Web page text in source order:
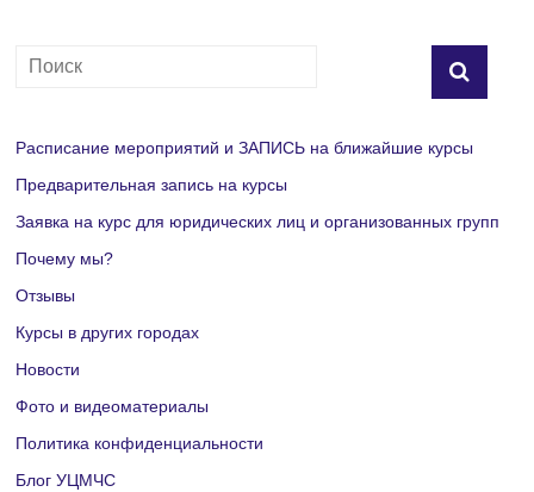
г
ц
и
я
М
е
р
о
Расписание мероприятий и ЗАПИСЬ на ближайшие курсы
Предварительная запись на курсы
Заявка на курс для юридических лиц и организованных групп
Почему мы?
Отзывы
Курсы в других городах
Новости
Фото и видеоматериалы
Политика конфиденциальности
Блог УЦМЧС